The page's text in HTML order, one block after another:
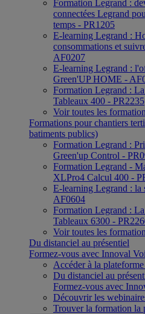
Formation Legrand :
connectées Legrand
temps - PR1205
E-learning Legrand :
consommations et
AF0207
E-learning Legrand :
Green'UP HOME -
Formation Legrand :
Tableaux 400 - PR2235
Voir toutes les
Formations pour chantiers
batiments publics)
Formation Legrand :
Green'up Control -
Formation Legrand -
XLPro4 Calcul 400 -
E-learning Legrand :
AF0604
Formation Legrand :
Tableaux 6300 -
Voir toutes les
Du distanciel au présentiel
Formez-vous avec Innoval
Accéder à la
Du distanciel au
Formez-vous avec
Découvrir les
Trouver la formation la